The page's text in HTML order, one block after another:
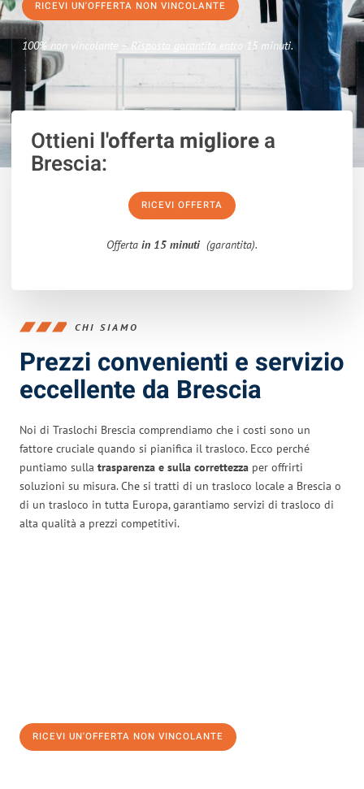
RICEVI UN'OFFERTA NON VINCOLANTE
100% non vincolante – Risposta garantita entro 15 minuti.
Ottieni l'offerta migliorea
Brescia:
RICEVI OFFERTA
Offerta in 15 minuti (garantita).
CHI SIAMO
Prezzi convenienti e servizio
eccellente da Brescia
Noi di Traslochi Brescia comprendiamo che i costi sono un
fattore cruciale quando si pianifica il trasloco. Ecco perché
puntiamo sulla trasparenza e sulla correttezza per offrirti
soluzioni su misura. Che si tratti di un trasloco locale a Brescia o
di un trasloco in tutta Europa, garantiamo servizi di trasloco di
alta qualità a prezzi competitivi.
RICEVI UN'OFFERTA NON VINCOLANTE